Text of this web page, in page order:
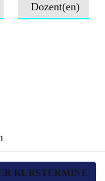
Dozent(en)
KURSTERMINE